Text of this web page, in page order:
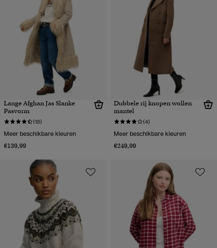
Lange Afghan Jas Slanke
Pasvorm
(18)
Meer beschikbare kleuren
€139,99
Dubbele rij knopen wollen
mantel
(4)
Meer beschikbare kleuren
€249,99